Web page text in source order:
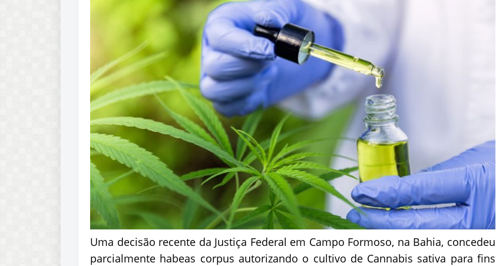
Uma decisão recente da Justiça Federal em Campo Formoso, na Bahia, concedeu
parcialmente habeas corpus autorizando o cultivo de Cannabis sativa para fins